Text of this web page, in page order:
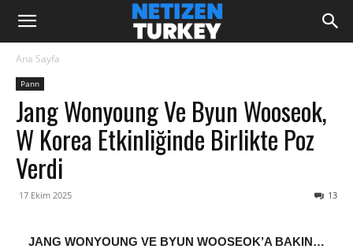
Ana Sayfa
Pann
Jang Wonyoung Ve Byun Wooseok,
W Korea Etkinliğinde Birlikte Poz
Verdi
17 Ekim 2025 13
JANG WONYOUNG VE BYUN WOOSEOK’A BAKIN…